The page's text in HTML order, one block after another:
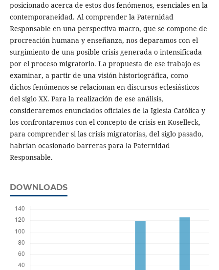
posicionado acerca de estos dos fenómenos, esenciales en la
contemporaneidad. Al comprender la Paternidad
Responsable en una perspectiva macro, que se compone de
procreación humana y enseñanza, nos deparamos con el
surgimiento de una posible crisis generada o intensificada
por el proceso migratorio. La propuesta de ese trabajo es
examinar, a partir de una visión historiográfica, como
dichos fenómenos se relacionan en discursos eclesiásticos
del siglo XX. Para la realización de ese análisis,
consideraremos enunciados oficiales de la Iglesia Católica y
los confrontaremos con el concepto de crisis en Koselleck,
para comprender si las crisis migratorias, del siglo pasado,
habrían ocasionado barreras para la Paternidad
Responsable.
DOWNLOADS